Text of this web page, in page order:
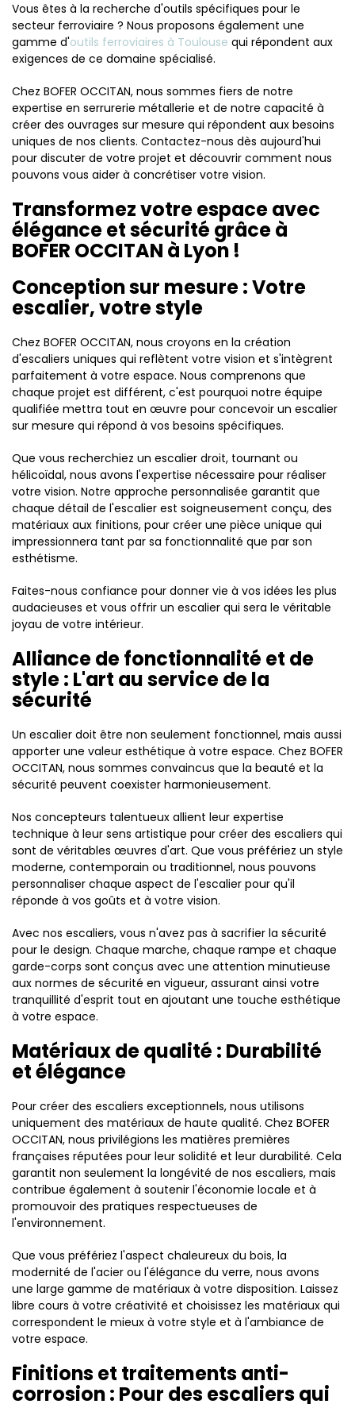
Vous êtes à la recherche d'outils spécifiques pour le
secteur ferroviaire ? Nous proposons également une
gamme d'outils ferroviaires à Toulouse qui répondent aux
exigences de ce domaine spécialisé.
Chez BOFER OCCITAN, nous sommes fiers de notre
expertise en serrurerie métallerie et de notre capacité à
créer des ouvrages sur mesure qui répondent aux besoins
uniques de nos clients. Contactez-nous dès aujourd'hui
pour discuter de votre projet et découvrir comment nous
pouvons vous aider à concrétiser votre vision.
Transformez votre espace avec
élégance et sécurité grâce à
BOFER OCCITAN à Lyon !
Conception sur mesure : Votre
escalier, votre style
Chez BOFER OCCITAN, nous croyons en la création
d'escaliers uniques qui reflètent votre vision et s'intègrent
parfaitement à votre espace. Nous comprenons que
chaque projet est différent, c'est pourquoi notre équipe
qualifiée mettra tout en œuvre pour concevoir un escalier
sur mesure qui répond à vos besoins spécifiques.
Que vous recherchiez un escalier droit, tournant ou
hélicoïdal, nous avons l'expertise nécessaire pour réaliser
votre vision. Notre approche personnalisée garantit que
chaque détail de l'escalier est soigneusement conçu, des
matériaux aux finitions, pour créer une pièce unique qui
impressionnera tant par sa fonctionnalité que par son
esthétisme.
Faites-nous confiance pour donner vie à vos idées les plus
audacieuses et vous offrir un escalier qui sera le véritable
joyau de votre intérieur.
Alliance de fonctionnalité et de
style : L'art au service de la
sécurité
Un escalier doit être non seulement fonctionnel, mais aussi
apporter une valeur esthétique à votre espace. Chez BOFER
OCCITAN, nous sommes convaincus que la beauté et la
sécurité peuvent coexister harmonieusement.
Nos concepteurs talentueux allient leur expertise
technique à leur sens artistique pour créer des escaliers qui
sont de véritables œuvres d'art. Que vous préfériez un style
moderne, contemporain ou traditionnel, nous pouvons
personnaliser chaque aspect de l'escalier pour qu'il
réponde à vos goûts et à votre vision.
Avec nos escaliers, vous n'avez pas à sacrifier la sécurité
pour le design. Chaque marche, chaque rampe et chaque
garde-corps sont conçus avec une attention minutieuse
aux normes de sécurité en vigueur, assurant ainsi votre
tranquillité d'esprit tout en ajoutant une touche esthétique
à votre espace.
Matériaux de qualité : Durabilité
et élégance
Pour créer des escaliers exceptionnels, nous utilisons
uniquement des matériaux de haute qualité. Chez BOFER
OCCITAN, nous privilégions les matières premières
françaises réputées pour leur solidité et leur durabilité. Cela
garantit non seulement la longévité de nos escaliers, mais
contribue également à soutenir l'économie locale et à
promouvoir des pratiques respectueuses de
l'environnement.
Que vous préfériez l'aspect chaleureux du bois, la
modernité de l'acier ou l'élégance du verre, nous avons
une large gamme de matériaux à votre disposition. Laissez
libre cours à votre créativité et choisissez les matériaux qui
correspondent le mieux à votre style et à l'ambiance de
votre espace.
Finitions et traitements anti-
corrosion : Pour des escaliers qui